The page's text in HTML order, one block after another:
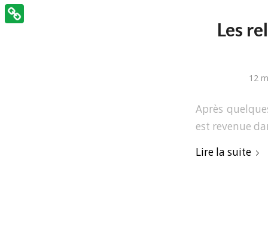
Les
12
Après
est revenue
Lire la suite
Email